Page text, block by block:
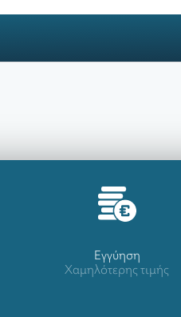
Eγγύηση
Χαμηλότερης τιμής